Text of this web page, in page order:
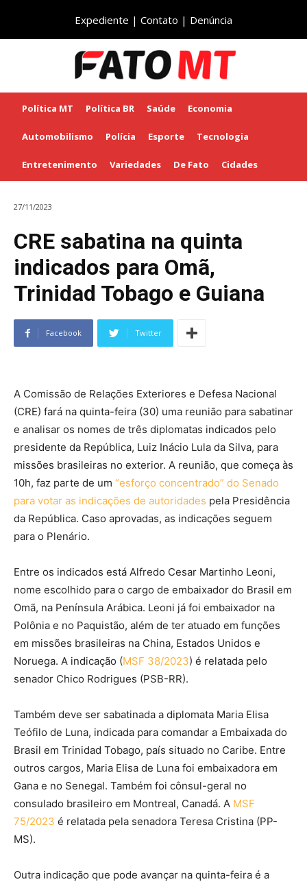
Expediente | Contato | Denúncia
Política MT Política BR Saúde Economia
Automobilismo Polícia Esporte Tecnologia
Entretenimento Variedades De Fato Cidades
27/11/2023
CRE sabatina na quinta
indicados para Omã,
Trinidad Tobago e Guiana
Facebook Twitter
A Comissão de Relações Exteriores e Defesa Nacional
(CRE) fará na quinta-feira (30) uma reunião para sabatinar
e analisar os nomes de três diplomatas indicados pelo
presidente da República, Luiz Inácio Lula da Silva, para
missões brasileiras no exterior. A reunião, que começa às
10h, faz parte de um “esforço concentrado” do Senado
para votar as indicações de autoridades pela Presidência
da República. Caso aprovadas, as indicações seguem
para o Plenário.
Entre os indicados está Alfredo Cesar Martinho Leoni,
nome escolhido para o cargo de embaixador do Brasil em
Omã, na Península Arábica. Leoni já foi embaixador na
Polônia e no Paquistão, além de ter atuado em funções
em missões brasileiras na China, Estados Unidos e
Noruega. A indicação (MSF 38/2023) é relatada pelo
senador Chico Rodrigues (PSB-RR).
Também deve ser sabatinada a diplomata Maria Elisa
Teófilo de Luna, indicada para comandar a Embaixada do
Brasil em Trinidad Tobago, país situado no Caribe. Entre
outros cargos, Maria Elisa de Luna foi embaixadora em
Gana e no Senegal. Também foi cônsul-geral no
consulado brasileiro em Montreal, Canadá. A MSF
75/2023 é relatada pela senadora Teresa Cristina (PP-
MS).
Outra indicação que pode avançar na quinta-feira é a